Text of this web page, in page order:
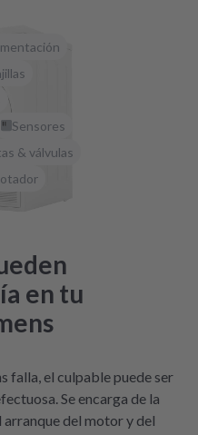
Sensores
& válvulas
en tu
falla, el culpable puede ser
Se encarga de la
del motor y del